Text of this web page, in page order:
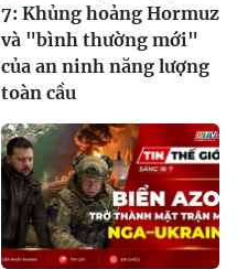
7: Khủng hoảng Hormuz
và "bình thường mới"
của an ninh năng lượng
toàn cầu